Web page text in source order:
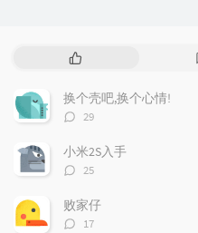
热
文
章
换个壳吧,换个心情!
评
数：
29
小米2S入手
评
数：
25
败家仔
评
17